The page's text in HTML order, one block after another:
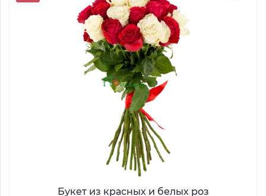
Букет из красных и белых роз